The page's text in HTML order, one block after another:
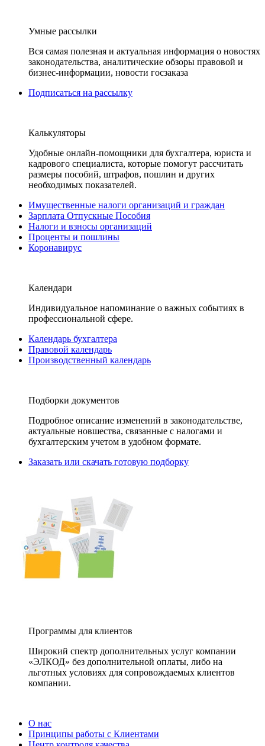
Умные рассылки
Вся самая полезная и актуальная информация о новостях
законодательства, аналитические обзоры правовой и
бизнес-информации, новости госзаказа
Подписаться на рассылку
Калькуляторы
Удобные онлайн-помощники для бухгалтера, юриста и
кадрового специалиста, которые помогут рассчитать
размеры пособий, штрафов, пошлин и других
необходимых показателей.
Имущественные налоги организаций и граждан
Зарплата Отпускные Пособия
Налоги и взносы организаций
Проценты и пошлины
Коронавирус
Календари
Индивидуальное напоминание о важных событиях в
профессиональной сфере.
Календарь бухгалтера
Правовой календарь
Производственный календарь
Подборки документов
Подробное описание изменений в законодательстве,
актуальные новшества, связанные с налогами и
бухгалтерским учетом в удобном формате.
Заказать или скачать готовую подборку
Программы для клиентов
Широкий спектр дополнительных услуг компании
«ЭЛКОД» без дополнительной оплаты, либо на
льготных условиях для сопровождаемых клиентов
компании.
О нас
Принципы работы с Клиентами